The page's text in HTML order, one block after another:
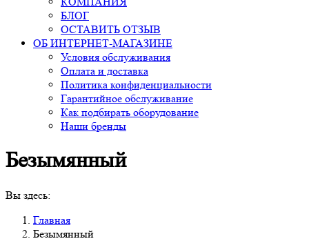
БЛОГ
ОСТАВИТЬ ОТЗЫВ
ОБ ИНТЕРНЕТ-МАГАЗИНЕ
Условия обслуживания
Оплата и доставка
Политика конфиденциальности
Гарантийное обслуживание
Как подбирать оборудование
Наши бренды
Безымянный
Вы здесь:
Главная
Безымянный